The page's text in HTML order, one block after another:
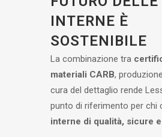
INTERNE È
SOSTENIBILE
La combinazione tra
materiali CARB,
cura del dettaglio rende
punto di riferimento per chi
interne di qualità, sicure